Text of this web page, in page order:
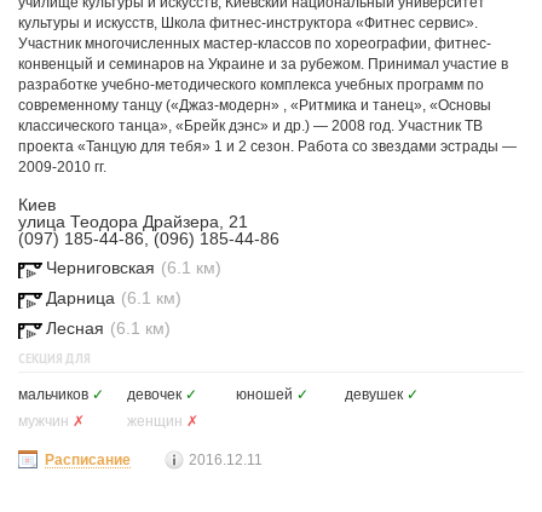
культуры и искусств, Школа фитнес-инструктора «Фитнес сервис».
Участник многочисленных мастер-классов по хореографии, фитнес-
конвенцый и семинаров на Украине и за рубежом. Принимал участие в
разработке учебно-методического комплекса учебных программ по
современному танцу («Джаз-модерн» , «Ритмика и танец», «Основы
классического танца», «Брейк дэнс» и др.) — 2008 год. Участник ТВ
проекта «Танцую для тебя» 1 и 2 сезон. Работа со звездами эстрады —
2009-2010 гг.
Киев
улица Теодора Драйзера, 21
(097) 185-44-86, (096) 185-44-86
Черниговская (6.1 км)
Дарница (6.1 км)
Лесная (6.1 км)
СЕКЦИЯ ДЛЯ
мальчиков ✓ девочек ✓ юношей ✓ девушек ✓
мужчин ✗ женщин ✗
Расписание 2016.12.11